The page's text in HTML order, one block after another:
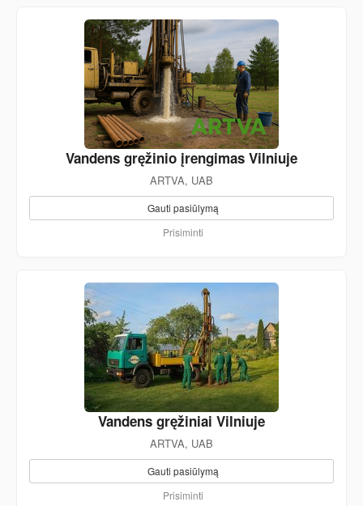
Vandens gręžinio įrengimas Vilniuje
ARTVA, UAB
Gauti pasiūlymą
Prisiminti
Vandens gręžiniai Vilniuje
ARTVA, UAB
Gauti pasiūlymą
Prisiminti